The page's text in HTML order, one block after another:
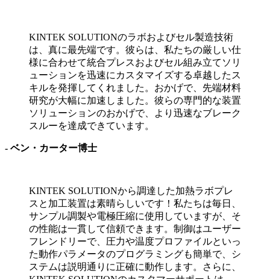
KINTEK SOLUTIONのラボおよびセル製造技術
は、真に最先端です。彼らは、私たちの厳しい仕
様に合わせて統合プレスおよびセル組み立てソリ
ューションを迅速にカスタマイズする卓越したス
キルを発揮してくれました。おかげで、先端材料
研究が大幅に加速しました。彼らの専門的な装置
ソリューションのおかげで、より迅速なブレーク
スルーを達成できています。
- ベン・カーター博士
KINTEK SOLUTIONから調達した加熱ラボプレ
スと加工装置は素晴らしいです！私たちは毎日、
サンプル調製や電極圧縮に使用していますが、そ
の性能は一貫して信頼できます。制御はユーザー
フレンドリーで、圧力や温度プロファイルといっ
た動作パラメータのプログラミングも簡単で、シ
ステムは説明通りに正確に動作します。さらに、